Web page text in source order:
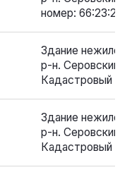
номер:
Здание нежилое
р-н. Серовский,
Кадастровый
Здание нежилое
р-н. Серовский,
Кадастровый